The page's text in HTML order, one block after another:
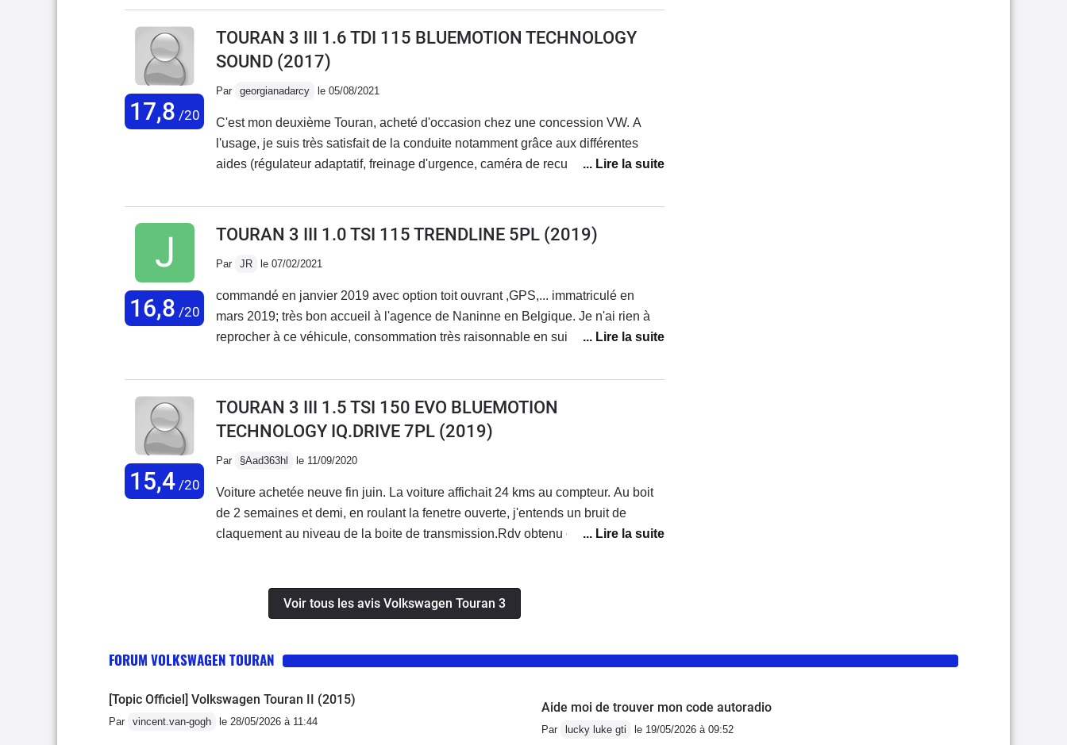
une 3008 de 2016 typée SUV pour un monospace soit disant «hasbeen «
17,8 /20
TOURAN 3 III 1.6 TDI 115 BLUEMOTION TECHNOLOGY
SOUND (2017)
Par georgianadarcy le 05/08/2021
C'est mon deuxième Touran, acheté d'occasion chez une concession VW. A
l'usage, je suis très satisfait de la conduite notamment grâce aux différentes
aides (régulateur adaptatif, freinage d'urgence, caméra de recul...).Le moteur est
Les reprises sont correctes même en charge. Le volume intérieur est suffisant
(famille de 4 enfants).Ouverture mains libres y compris du coffre, très agréable,
on y prend vite goût !Deux reproches : les révisions sont espacées mais
coûteuses, et surtout gros souci avec le toit ouvrant panoramique (entrée d'eau
non résolu à ce jour malgré 4 passages en atelier, dont un changement de
cadre de toit). Les travaux ont été pris en garantie, mais c'est un peu fatigant...
16,8 /20
TOURAN 3 III 1.0 TSI 115 TRENDLINE 5PL (2019)
Par JR le 07/02/2021
commandé en janvier 2019 avec option toit ouvrant ,GPS,... immatriculé en
mars 2019; très bon accueil à l'agence de Naninne en Belgique. Je n'ai rien à
reprocher à ce véhicule, consommation très raisonnable en suivant les
malgré nos mauvaise routes.Avantageux au niveau fiscal et assurance.Après
24000km je suis toujours satisfait de mon achat.
15,4/20
TOURAN 3 III 1.5 TSI 150 EVO BLUEMOTION
TECHNOLOGY IQ.DRIVE 7PL (2019)
Par §Aad363hl le 11/09/2020
Voiture achetée neuve fin juin. La voiture affichait 24 kms au compteur. Au boit
de 2 semaines et demi, en roulant la fenetre ouverte, j'entends un bruit de
claquement au niveau de la boite de transmission.Rdv obtenu chez VW 1 mois
que le bruit de claquement est normal.... Apparemment, ce bruit existerait chez
toute les VW touran essence boite manuelle.Je suis tres etonnee de cette
volontairement une voiture qui fait autant de bruit de claquement?🤔🤔🤔Si
heureuse de savoir si son touran fait également un bruit de claquement au
niveau de la boite de vitesse ou si c'est VW qui me prend pour une truffe!! Merci
Voir tous les avis Volkswagen Touran 3
FORUM VOLKSWAGEN TOURAN
[Topic Officiel] Volkswagen Touran II (2015)
Par vincent.van-gogh le 28/05/2026 à 11:44
Aide moi de trouver mon code autoradio
Par lucky luke gti le 19/05/2026 à 09:52